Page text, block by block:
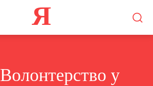
Я
Волонтерство у